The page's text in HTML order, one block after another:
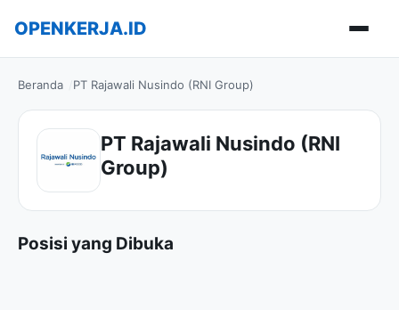
OPENKERJA.ID
Beranda PT Rajawali Nusindo (RNI Group)
PT Rajawali Nusindo (RNI
Group)
Posisi yang Dibuka